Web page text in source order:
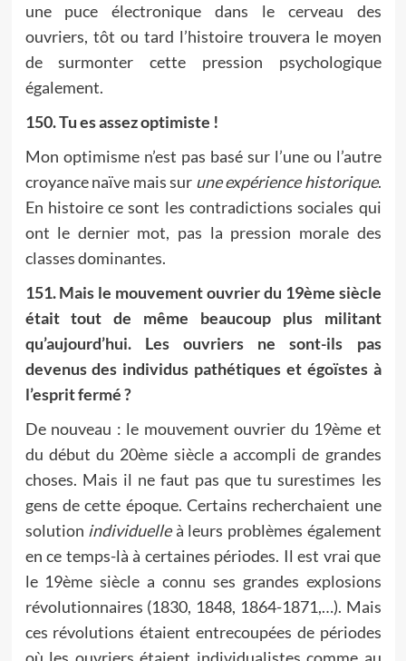
une puce électronique dans le cerveau des
ouvriers, tôt ou tard l’histoire trouvera le moyen
de surmonter cette pression psychologique
également.
150. Tu es assez optimiste !
Mon optimisme n’est pas basé sur l’une ou l’autre
croyance naïve mais sur une expérience historique.
En histoire ce sont les contradictions sociales qui
ont le dernier mot, pas la pression morale des
classes dominantes.
151. Mais le mouvement ouvrier du 19ème siècle
était tout de même beaucoup plus militant
qu’aujourd’hui. Les ouvriers ne sont-ils pas
devenus des individus pathétiques et égoïstes à
l’esprit fermé ?
De nouveau : le mouvement ouvrier du 19ème et
du début du 20ème siècle a accompli de grandes
choses. Mais il ne faut pas que tu surestimes les
gens de cette époque. Certains recherchaient une
solution individuelleà leurs problèmes également
en ce temps-là à certaines périodes. Il est vrai que
le 19ème siècle a connu ses grandes explosions
révolutionnaires (1830, 1848, 1864-1871,…). Mais
ces révolutions étaient entrecoupées de périodes